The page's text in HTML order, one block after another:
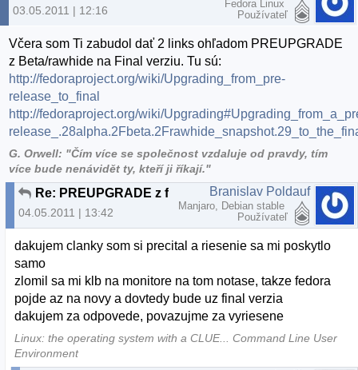
03.05.2011 | 12:16
Fedora Linux
Používateľ
Včera som Ti zabudol dať 2 links ohľadom PREUPGRADE
z Beta/rawhide na Final verziu. Tu sú:
http://fedoraproject.org/wiki/Upgrading_from_pre-
release_to_final
http://fedoraproject.org/wiki/
G. Orwell: "Čím více se společnost vzdaluje od pravdy, tím
více bude nenávidět ty, kteří ji říkají."
Re: PREUPGRADE z fedora BETA na Fedora final
04.05.2011 | 13:42
Branislav Poldauf
Manjaro, Debian stable
Používateľ
dakujem clanky som si precital a riesenie sa mi poskytlo
samo
zlomil sa mi klb na monitore na tom notase, takze fedora
pojde az na novy a dovtedy bude uz final verzia
dakujem za odpovede, povazujme za vyriesene
Linux: the operating system with a CLUE... Command Line User
Environment